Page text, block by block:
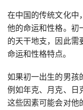
在中国的传统文化中
他的命运和性格。初
的天干地支，因此需
命运和性格特点。
如果初一出生的男孩
例如年克、月克、日
这些因素可能会对他